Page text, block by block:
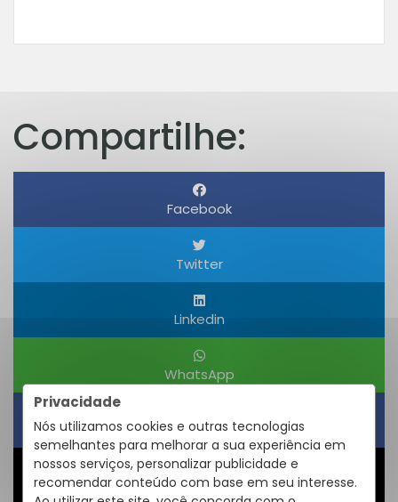
Privacidade
Nós utilizamos cookies e outras tecnologias
semelhantes para melhorar a sua experiência em
nossos serviços, personalizar publicidade e
recomendar conteúdo com base em seu interesse.
Compartilhe:
Facebook
Twitter
Linkedin
WhatsApp
Obter um Link
Compartilhar